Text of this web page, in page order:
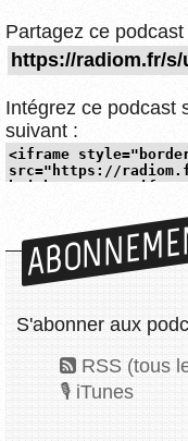
Partagez ce
Intégrez ce podcast
suivant :
S'abonner aux
RSS (tous
iTunes